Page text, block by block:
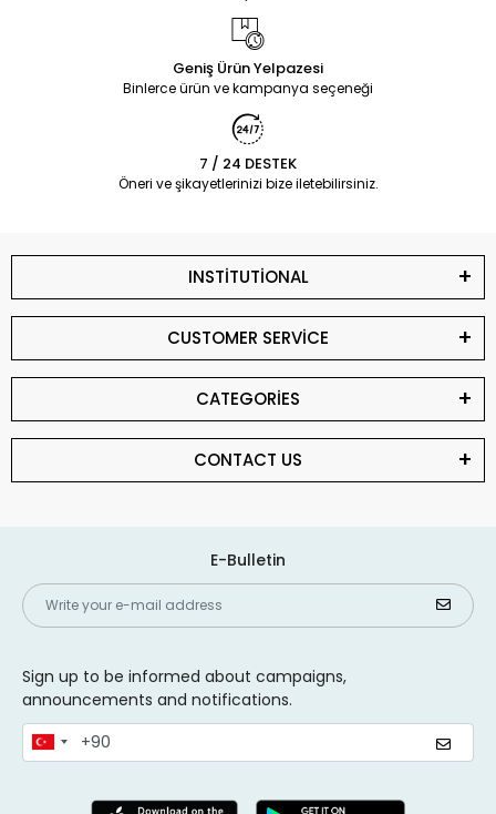
Geniş Ürün Yelpazesi
Binlerce ürün ve kampanya seçeneği
7 / 24 DESTEK
Öneri ve şikayetlerinizi bize iletebilirsiniz.
INSTİTUTİONAL
CUSTOMER SERVİCE
CATEGORİES
CONTACT US
E-Bulletin
Sign up to be informed about campaigns,
announcements and notifications.